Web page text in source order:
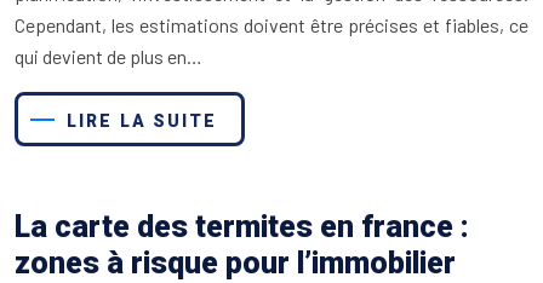
Cependant, les estimations doivent être précises et fiables, ce
qui devient de plus en…
LIRE LA SUITE
La carte des termites en france :
zones à risque pour l’immobilier